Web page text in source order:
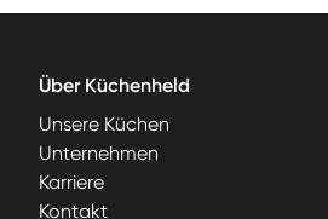
Über Küchenheld
Unsere Küchen
Unternehmen
Karriere
Kontakt